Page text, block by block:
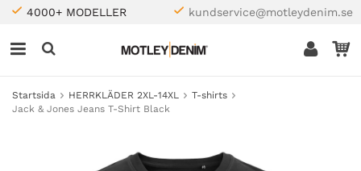
4000+ MODELLER kundservice@motleydenim.se
Startsida HERRKLÄDER 2XL-14XL
T-shirts
Jack & Jones Jeans T-Shirt Black